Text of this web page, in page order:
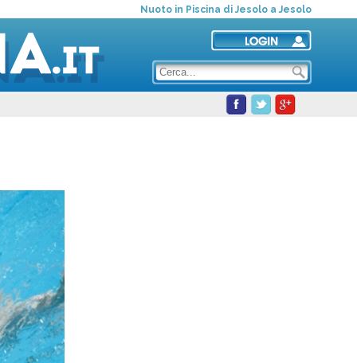
Nuoto in Piscina di Jesolo a Jesolo